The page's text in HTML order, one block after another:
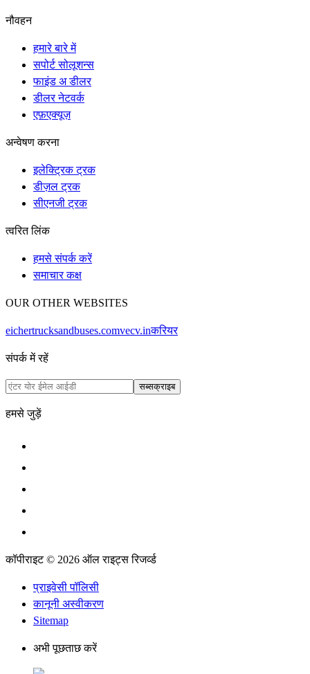
नौवहन
हमारे बारे में
सपोर्ट सोलूशन्स
फाइंड अ डीलर
डीलर नेटवर्क
एफ़एक्यूज़
अन्वेषण करना
इलेक्ट्रिक ट्रक
डीज़ल ट्रक
सीएनजी ट्रक
त्वरित लिंक
हमसे संपर्क करें
समाचार कक्ष
OUR OTHER WEBSITES
eichertrucksandbuses.comvecv.inकरियर
संपर्क में रहें
सब्सक्राइब
हमसे जुड़ें
कॉपीराइट © 2026 ऑल राइट्स रिजर्व्ड
प्राइवेसी पॉलिसी
कानूनी अस्वीकरण
Sitemap
अभी पूछताछ करें